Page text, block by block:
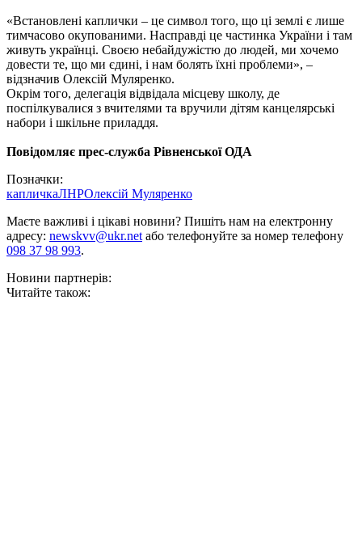
«Встановлені каплички – це символ того, що ці землі є лише
тимчасово окупованими. Насправді це частинка України і там
живуть українці. Своєю небайдужістю до людей, ми хочемо
довести те, що ми єдині, і нам болять їхні проблеми», –
відзначив Олексій Муляренко.
Окрім того, делегація відвідала місцеву школу, де
поспілкувалися з вчителями та вручили дітям канцелярські
набори і шкільне приладдя.
Повідомляє прес-служба Рівненської ОДА
Позначки:
капличкаЛНРОлексій Муляренко
Маєте важливі і цікаві новини? Пишіть нам на електронну
адресу: newskvv@ukr.netабо телефонуйте за номер телефону
098 37 98 993.
Новини партнерів:
Читайте також: